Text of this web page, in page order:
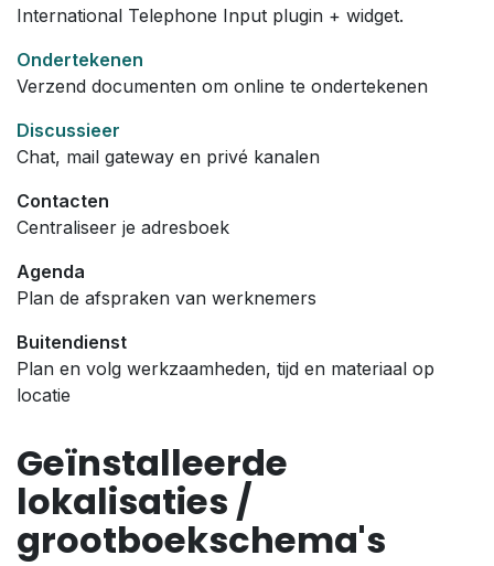
International Telephone Input plugin + widget.
Ondertekenen
Verzend documenten om online te ondertekenen
Discussieer
Chat, mail gateway en privé kanalen
Contacten
Centraliseer je adresboek
Agenda
Plan de afspraken van werknemers
Buitendienst
Plan en volg werkzaamheden, tijd en materiaal op
locatie
Geïnstalleerde
lokalisaties /
grootboekschema's